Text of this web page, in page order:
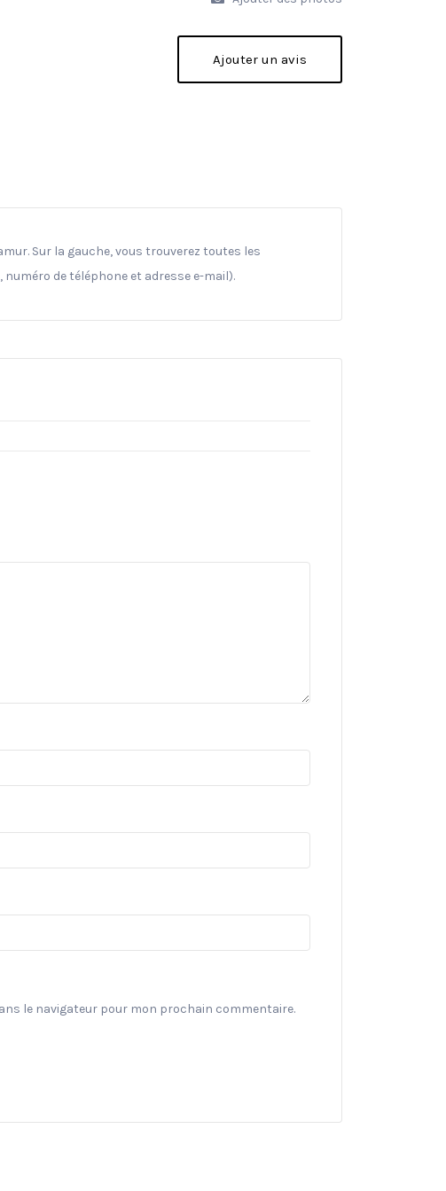
Ajouter un avis
Sur la gauche, vous trouverez toutes les
de téléphone et adresse e-mail).
le navigateur pour mon prochain commentaire.